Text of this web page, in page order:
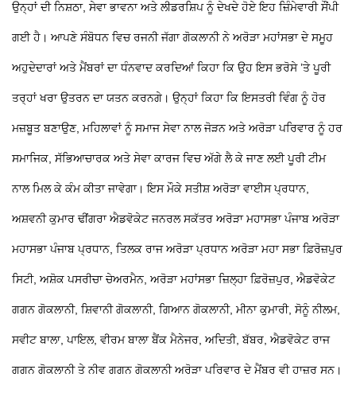
ਉਨ੍ਹਾਂ ਦੀ ਨਿਸ਼ਠਾ, ਸੇਵਾ ਭਾਵਨਾ ਅਤੇ ਲੀਡਰਸ਼ਿਪ ਨੂੰ ਦੇਖਦੇ ਹੋਏ ਇਹ ਜ਼ਿੰਮੇਵਾਰੀ ਸੌਂਪੀ
ਗਈ ਹੈ। ਆਪਣੇ ਸੰਬੋਧਨ ਵਿਚ ਰਜਨੀ ਜੱਗਾ ਗੋਕਲਾਨੀ ਨੇ ਅਰੋੜਾ ਮਹਾਂਸਭਾ ਦੇ ਸਮੂਹ
ਅਹੁਦੇਦਾਰਾਂ ਅਤੇ ਮੈਂਬਰਾਂ ਦਾ ਧੰਨਵਾਦ ਕਰਦਿਆਂ ਕਿਹਾ ਕਿ ਉਹ ਇਸ ਭਰੋਸੇ ’ਤੇ ਪੂਰੀ
ਤਰ੍ਹਾਂ ਖਰਾ ਉਤਰਨ ਦਾ ਯਤਨ ਕਰਨਗੇ। ਉਨ੍ਹਾਂ ਕਿਹਾ ਕਿ ਇਸਤਰੀ ਵਿੰਗ ਨੂੰ ਹੋਰ
ਮਜ਼ਬੂਤ ਬਣਾਉਣ, ਮਹਿਲਾਵਾਂ ਨੂੰ ਸਮਾਜ ਸੇਵਾ ਨਾਲ ਜੋੜਨ ਅਤੇ ਅਰੋੜਾ ਪਰਿਵਾਰ ਨੂੰ ਹਰ
ਸਮਾਜਿਕ, ਸੱਭਿਆਚਾਰਕ ਅਤੇ ਸੇਵਾ ਕਾਰਜ ਵਿਚ ਅੱਗੇ ਲੈ ਕੇ ਜਾਣ ਲਈ ਪੂਰੀ ਟੀਮ
ਨਾਲ ਮਿਲ ਕੇ ਕੰਮ ਕੀਤਾ ਜਾਵੇਗਾ। ਇਸ ਮੌਕੇ ਸਤੀਸ਼ ਅਰੋੜਾ ਵਾਈਸ ਪ੍ਰਧਾਨ,
ਅਸ਼ਵਨੀ ਕੁਮਾਰ ਢੀਂਗਰਾ ਐਡਵੋਕੇਟ ਜਨਰਲ ਸਕੱਤਰ ਅਰੋੜਾ ਮਹਾਸਭਾ ਪੰਜਾਬ ਅਰੋੜਾ
ਮਹਾਸਭਾ ਪੰਜਾਬ ਪ੍ਰਧਾਨ, ਤਿਲਕ ਰਾਜ ਅਰੋੜਾ ਪ੍ਰਧਾਨ ਅਰੋੜਾ ਮਹਾ ਸਭਾ ਫ਼ਿਰੋਜ਼ਪੁਰ
ਸਿਟੀ, ਅਸ਼ੋਕ ਪਸਰੀਚਾ ਚੇਅਰਮੈਨ, ਅਰੋੜਾ ਮਹਾਂਸਭਾ ਜ਼ਿਲ੍ਹਾ ਫ਼ਿਰੋਜ਼ਪੁਰ, ਐਡਵੋਕੇਟ
ਗਗਨ ਗੋਕਲਾਨੀ, ਸ਼ਿਵਾਨੀ ਗੋਕਲਾਨੀ, ਗਿਆਨ ਗੋਕਲਾਨੀ, ਮੀਨਾ ਕੁਮਾਰੀ, ਸੋਨੂੰ ਨੀਲਮ,
ਸਵੀਟ ਬਾਲਾ, ਪਾਇਲ, ਵੀਰਮ ਬਾਲਾ ਬੈਂਕ ਮੈਨੇਜਰ, ਅਦਿਤੀ, ਬੱਬਰ, ਐਡਵੋਕੇਟ ਰਾਜ
ਗਗਨ ਗੋਕਲਾਨੀ ਤੇ ਨੀਵ ਗਗਨ ਗੋਕਲਾਨੀ ਅਰੋੜਾ ਪਰਿਵਾਰ ਦੇ ਮੈਂਬਰ ਵੀ ਹਾਜ਼ਰ ਸਨ।